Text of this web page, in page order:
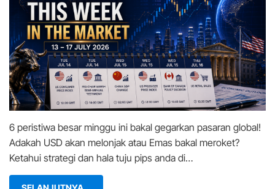
in
the
Market
(13
–
17
Jul):
Panduan
Strategi
&
Hala
Tuju
6 peristiwa besar minggu ini bakal gegarkan pasaran global!
Adakah USD akan melonjak atau Emas bakal meroket?
Ketahui strategi dan hala tuju pips anda di…